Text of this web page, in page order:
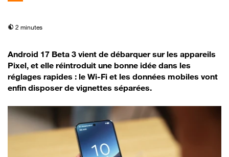
temps de lecture
2 minutes
Android 17 Beta 3 vient de débarquer sur les appareils
Pixel, et elle réintroduit une bonne idée dans les
réglages rapides : le Wi-Fi et les données mobiles vont
enfin disposer de vignettes séparées.